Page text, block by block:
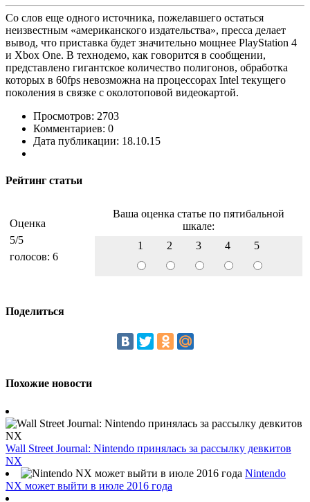
Со слов еще одного источника, пожелавшего остаться
неизвестным «американского издательства», пресса делает
вывод, что приставка будет значительно мощнее PlayStation 4
и Xbox One. В технодемо, как говорится в сообщении,
представлено гигантское количество полигонов, обработка
которых в 60fps невозможна на процессорах Intel текущего
поколения в связке с околотоповой видеокартой.
Просмотров: 2703
Комментариев: 0
Дата публикации: 18.10.15
Рейтинг статьи
Оценка
5/5
голосов: 6
Ваша оценка статье по пятибальной
шкале:
1
2 3 4 5
Поделиться
Похожие новости
Wall Street Journal: Nintendo принялась за рассылку девкитов
NX
Nintendo
NX может выйти в июле 2016 года